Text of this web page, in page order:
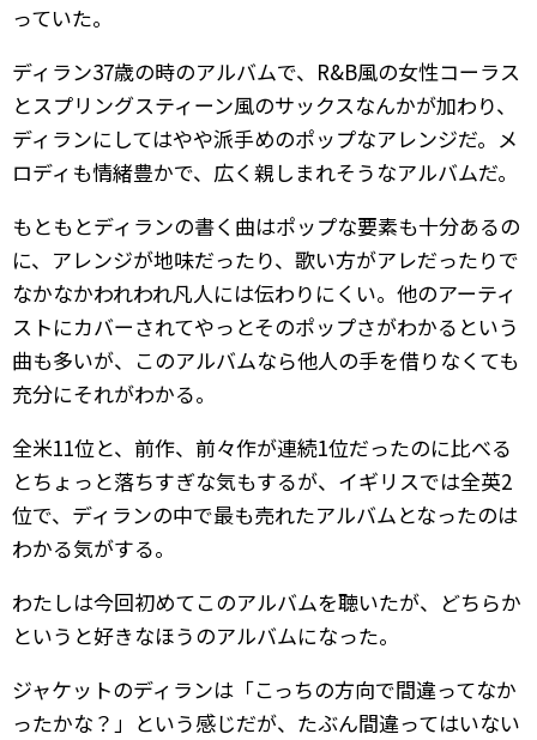
っていた。
ディラン37歳の時のアルバムで、R&B風の女性コーラス
とスプリングスティーン風のサックスなんかが加わり、
ディランにしてはやや派手めのポップなアレンジだ。メ
ロディも情緒豊かで、広く親しまれそうなアルバムだ。
もともとディランの書く曲はポップな要素も十分あるの
に、アレンジが地味だったり、歌い方がアレだったりで
なかなかわれわれ凡人には伝わりにくい。他のアーティ
ストにカバーされてやっとそのポップさがわかるという
曲も多いが、このアルバムなら他人の手を借りなくても
充分にそれがわかる。
全米11位と、前作、前々作が連続1位だったのに比べる
とちょっと落ちすぎな気もするが、イギリスでは全英2
位で、ディランの中で最も売れたアルバムとなったのは
わかる気がする。
わたしは今回初めてこのアルバムを聴いたが、どちらか
というと好きなほうのアルバムになった。
ジャケットのディランは「こっちの方向で間違ってなか
ったかな？」という感じだが、たぶん間違ってはいない